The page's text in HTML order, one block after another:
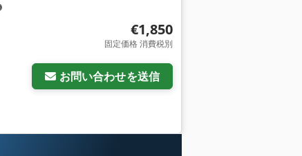
€1,850
固定価格 消費税別
お問い合わせを送信